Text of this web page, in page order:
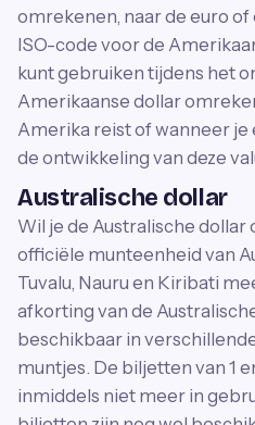
omrekenen, naar de euro of
ISO-code voor de
kunt gebruiken tijdens het
Amerikaanse dollar
Amerika reist of wanneer
de ontwikkeling van deze
Australische dollar
Wil je de Australische dollar
officiële munteenheid van
Tuvalu, Nauru en Kiribati
afkorting van de
beschikbaar in
muntjes. De biljetten van 1
inmiddels niet meer in